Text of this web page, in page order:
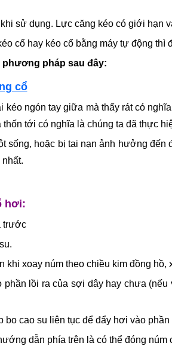
sử dụng. Lực căng kéo có giới hạn
cổ hay kéo cổ bằng máy tự động thì
pháp sau đây:
cổ
ngón tay giữa mà thấy rát có
tới có nghĩa là chúng ta đã thực
hoặc bị tai nạn ảnh hưởng đến
hơi:
trước
khi xoay núm theo chiều kim đồng
lồi ra của sợi dây hay chưa
bo cao su liên tục để đẩy hơi vào
dẫn phía trên là có thể đóng